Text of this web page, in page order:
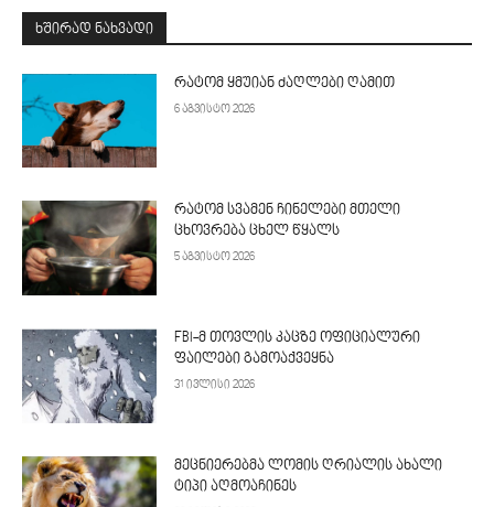
ᲮᲨᲘᲠᲐᲓ ᲜᲐᲮᲕᲐᲓᲘ
რატომ ყმუიან ძაღლები ღამით
6 აგვისტო 2026
რატომ სვამენ ჩინელები მთელი
ცხოვრება ცხელ წყალს
5 აგვისტო 2026
FBI-მ თოვლის კაცზე ოფიციალური
ფაილები გამოაქვეყნა
31 ივლისი 2026
მეცნიერებმა ლომის ღრიალის ახალი
ტიპი აღმოაჩინეს